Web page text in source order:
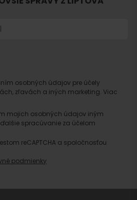
osobných údajov pre účely
zľavách a iných marketing. Viac
mojich osobných údajov iným
spracúvanie za účelom
reCAPTCHA a spoločnosťou
podmienky